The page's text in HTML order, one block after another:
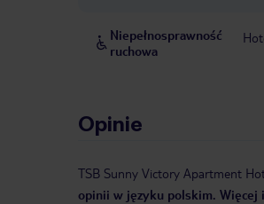
Niepełnosprawność
ruchowa
Opinie
TSB Sunny Victory Apartment
opinii w języku polskim. Więcej